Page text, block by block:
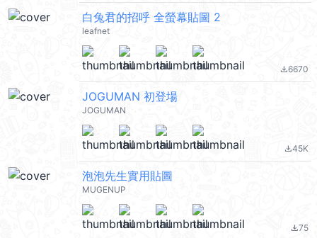
白兔君的招呼 全螢幕貼圖 2
leafnet
file_download6670
JOGUMAN 初登場
JOGUMAN
file_download45K
泡泡先生實用貼圖
MUGENUP
file_download75